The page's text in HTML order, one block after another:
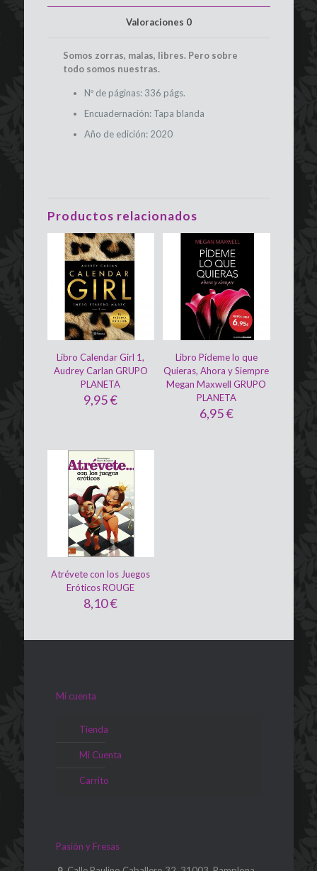
Valoraciones 0
Somos zorras, malas, libres. Pero sobre
todo somos nuestras.
Nº de páginas: 336 págs.
Encuadernación: Tapa blanda
Año de edición: 2020
Productos relacionados
Libro Calendar Girl 1,
Audrey Carlan GRUPO
PLANETA
9,95€
Libro Pídeme lo que
Quieras, Ahora y Siempre
Megan Maxwell GRUPO
PLANETA
6,95€
Atrévete con los Juegos
Eróticos ROUGE
8,10€
Mi cuenta
Tienda
Mi Cuenta
Carrito
Pasión y Fresas